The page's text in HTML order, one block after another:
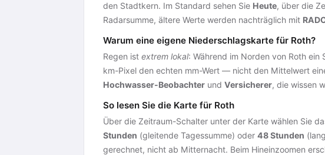
den Stadtkern. Im Standard sehen Sie Heute, über die
Radarsumme, ältere Werte werden nachträglich mit
Warum eine eigene Niederschlagskarte für Roth?
Regen ist extrem lokal: Während im Norden von Roth
km-Pixel den echten mm-Wert — nicht den Mittelwert
Hochwasser-Beobachter und Versicherer, die wissen
So lesen Sie die Karte für Roth
Über die Zeitraum-Schalter unter der Karte wählen Sie
Stunden (gleitende Tagessumme) oder 48 Stunden
gerechnet, nicht ab Mitternacht. Beim Hineinzoomen